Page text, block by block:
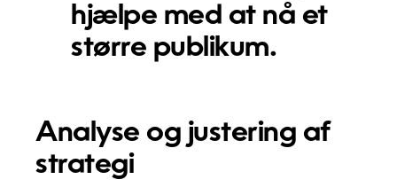
hjælpe med at nå et
større publikum.
Analyse og justering af
strategi